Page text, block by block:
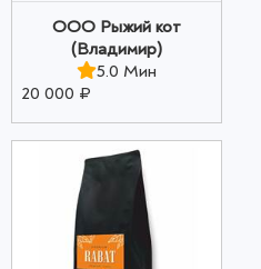
ООО Рыжий кот
(Владимир)
5.0 Мин
20 000 ₽